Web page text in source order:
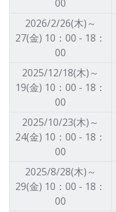
00
2026/2/26(木)～
27(金) 10：00 - 18：
00
2025/12/18(木)～
19(金) 10：00 - 18：
00
2025/10/23(木)～
24(金) 10：00 - 18：
00
2025/8/28(木)～
29(金) 10：00 - 18：
00